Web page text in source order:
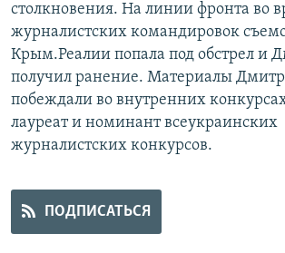
ТЕЛЕПРОЕКТ КРЫМ.РЕАЛИИ
СОВЕТЫ ПРАВОЗАЩИТНИКОВ
ПРОПАВШИЕ БЕЗ ВЕСТИ
ПОБЕДИТЕЛЕЙ НЕ СУДЯТ?
КРЫМ.НЕПОКОРЕННЫЙ
УКРАИНСКАЯ ПРОБЛЕМА КРЫМА
Українською
Qırımtatar
ПРИСОЕДИНЯЙТЕСЬ!
Все сайты RFE/RL
столкновения. На линии фронта во
журналистских командировок
Крым.Реалии попала под обстрел и
получил ранение. Материалы
побеждали во внутренних
лауреат и номинант всеукраинских
журналистских конкурсов.
ПОДПИСАТЬСЯ